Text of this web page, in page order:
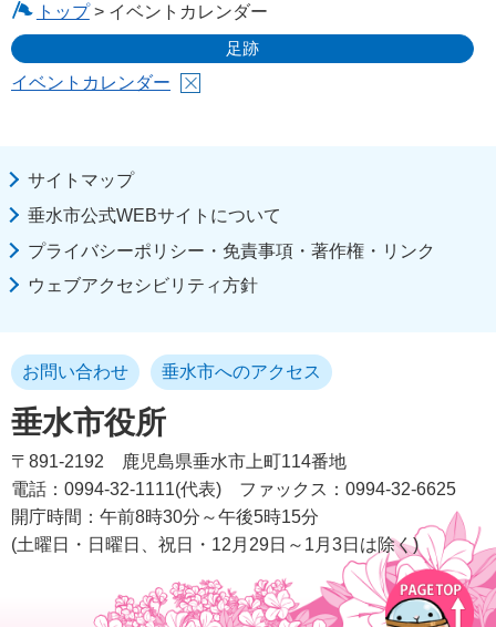
トップ> イベントカレンダー
足跡
イベントカレンダー
サイトマップ
垂水市公式WEBサイトについて
プライバシーポリシー・免責事項・著作権・リンク
ウェブアクセシビリティ方針
垂水市役所
お問い合わせ 垂水市へのアクセス
〒891-2192
鹿児島県垂水市上町114番地
電話：0994-32-1111(代表)
ファックス：0994-32-6625
開庁時間：午前8時30分～午後5時15分
(土曜日・日曜日、祝日・12月29日～1月3日は除く)